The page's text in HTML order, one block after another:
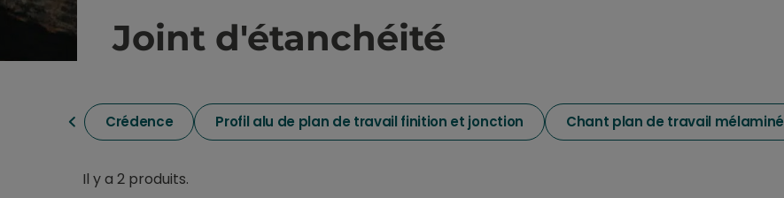
Joint d'étanchéité
Crédence Profil alu de plan de travail finition et jonction Chant plan de travail mélaminé
Il y a 2 produits.